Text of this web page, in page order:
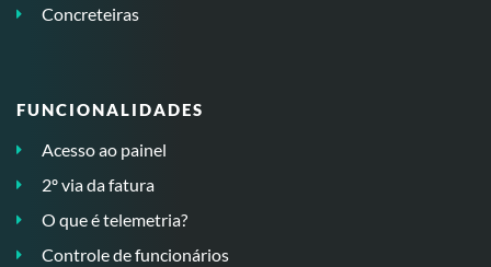
Concreteiras
FUNCIONALIDADES
Acesso ao painel
2º via da fatura
O que é telemetria?
Controle de funcionários